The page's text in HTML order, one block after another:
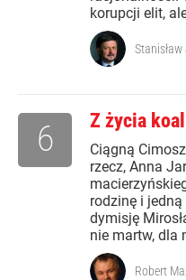
korupcji elit,
Z życia
Ciągną
rzecz, Anna
rodzinę i
dymisję
nie martw, dla
6
Robert